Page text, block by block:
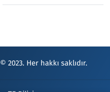
2023. Her hakkı saklıdır.